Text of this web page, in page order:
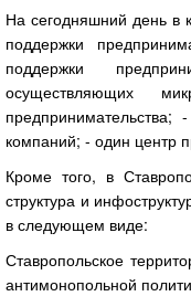
На сегодняшний день в
поддержки
поддержки
осуществляющих
предпринимательства;
компаний; - один центр
Кроме того, в
структура и
в следующем виде:
Ставропольское
антимонопольной